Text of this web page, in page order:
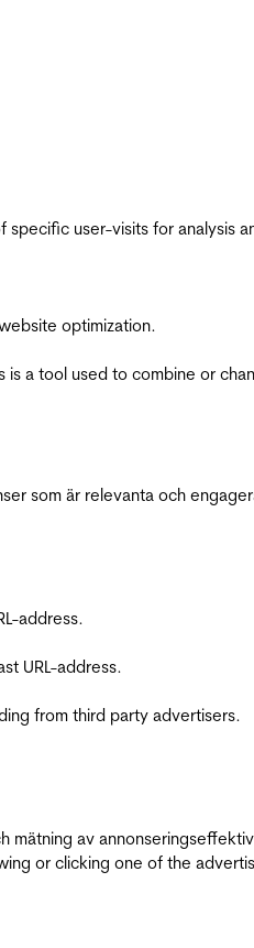
user-visits for analysis
optimization.
a tool used to combine or
som är relevanta och
address.
URL-address.
from third party advertisers.
mätning av
or clicking one of the